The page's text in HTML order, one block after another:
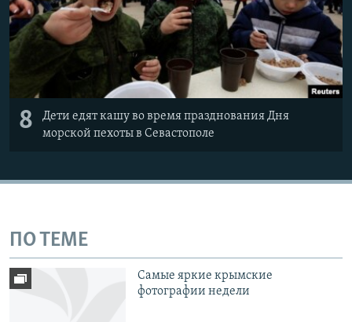
8
Дети едят кашу во время празднования Дня
морской пехоты в Севастополе
ПО ТЕМЕ
Самые яркие крымские
фотографии недели